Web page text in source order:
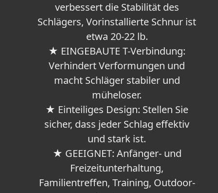
verbessert die Stabilität des
Schlägers, Vorinstallierte Schnur ist
etwa 20-22 lb.
★ EINGEBAUTE T-Verbindung:
Verhindert Verformungen und
macht Schläger stabiler und
müheloser.
★ Einteiliges Design: Stellen Sie
sicher, dass jeder Schlag effektiv
und stark ist.
★ GEEIGNET: Anfänger- und
Freizeitunterhaltung,
Familientreffen, Training, Outdoor-